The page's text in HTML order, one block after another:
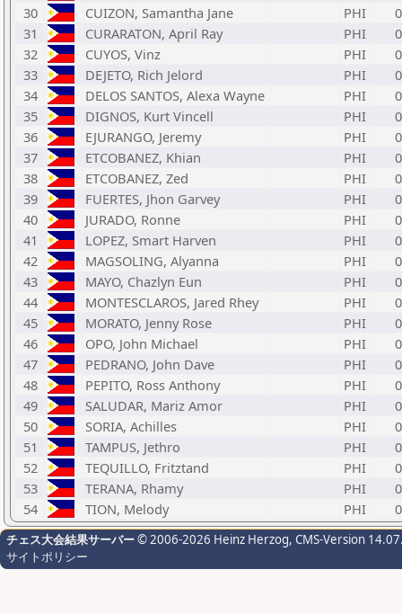
30
CUIZON, Samantha Jane PHI
0
31
CURARATON, April Ray PHI
0
32
CUYOS, Vinz PHI
0
33
DEJETO, Rich Jelord PHI
0
34
DELOS SANTOS, Alexa Wayne PHI
0
35
DIGNOS, Kurt Vincell PHI
0
36
EJURANGO, Jeremy PHI
0
37
ETCOBANEZ, Khian PHI
0
38
ETCOBANEZ, Zed PHI
0
39
FUERTES, Jhon Garvey PHI
0
40
JURADO, Ronne PHI
0
41
LOPEZ, Smart Harven PHI
0
42
MAGSOLING, Alyanna PHI
0
43
MAYO, Chazlyn Eun PHI
0
44
MONTESCLAROS, Jared Rhey PHI
0
45
MORATO, Jenny Rose PHI
0
46
OPO, John Michael PHI
0
47
PEDRANO, John Dave PHI
0
48
PEPITO, Ross Anthony PHI
0
49
SALUDAR, Mariz Amor PHI
0
50
SORIA, Achilles PHI
0
51
TAMPUS, Jethro PHI
0
52
TEQUILLO, Fritztand PHI
0
53
TERANA, Rhamy PHI
0
54
TION, Melody PHI 0
チェス大会結果サーバー© 2006-2026 Heinz Herzog, CMS-Version
サイトポリシー